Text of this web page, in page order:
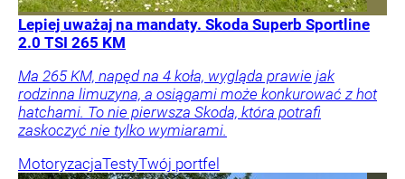
Lepiej uważaj na mandaty. Skoda Superb Sportline
2.0 TSI 265 KM
Ma 265 KM, napęd na 4 koła, wygląda prawie jak
rodzinna limuzyna, a osiągami może konkurować z hot
hatchami. To nie pierwsza Skoda, która potrafi
zaskoczyć nie tylko wymiarami.
MotoryzacjaTestyTwój portfel